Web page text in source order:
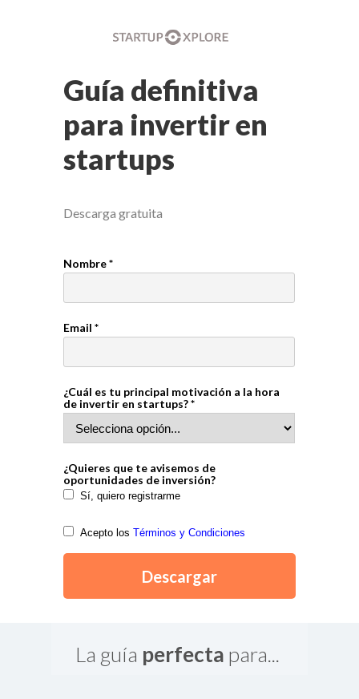
Guía definitiva
para invertir en
startups
Descarga gratuita
Nombre *
Email *
¿Cuál es tu principal motivación a la hora
de invertir en startups? *
¿Quieres que te avisemos de
oportunidades de inversión?
Sí, quiero registrarme
Acepto los Términos y Condiciones
Descargar
La guía perfecta para...